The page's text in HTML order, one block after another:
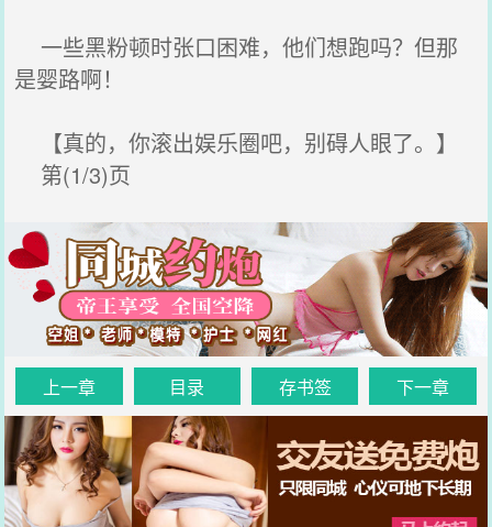
一些黑粉顿时张口困难，他们想跑吗？但那
是婴路啊！
【真的，你滚出娱乐圈吧，别碍人眼了。】
第(1/3)页
上一章 目录 存书签 下一章